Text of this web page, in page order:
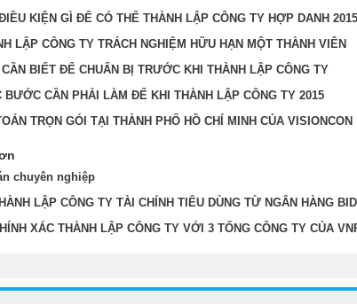
KIỆN GÌ ĐỂ CÓ THỂ THÀNH LẬP CÔNG TY HỢP DANH 2015
LẬP CÔNG TY TRÁCH NGHIỆM HỮU HẠN MỘT THÀNH VIÊN
BIẾT ĐỂ CHUẨN BỊ TRƯỚC KHI THÀNH LẬP CÔNG TY
BƯỚC CẦN PHẢI LÀM ĐỂ KHI THÀNH LẬP CÔNG TY 2015
TRỌN GÓI TẠI THÀNH PHỐ HỒ CHÍ MINH CỦA VISIONCON
chuyên nghiệp
LẬP CÔNG TY TÀI CHÍNH TIÊU DÙNG TỪ NGÂN HÀNG
XÁC THÀNH LẬP CÔNG TY VỚI 3 TỔNG CÔNG TY CỦA